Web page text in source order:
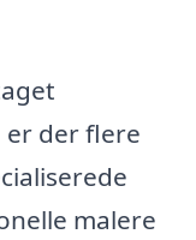
er der flere
malere